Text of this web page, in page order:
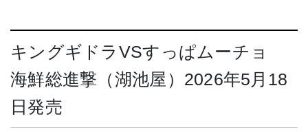
キングギドラVSすっぱムーチョ
海鮮総進撃（湖池屋）2026年5月18
日発売